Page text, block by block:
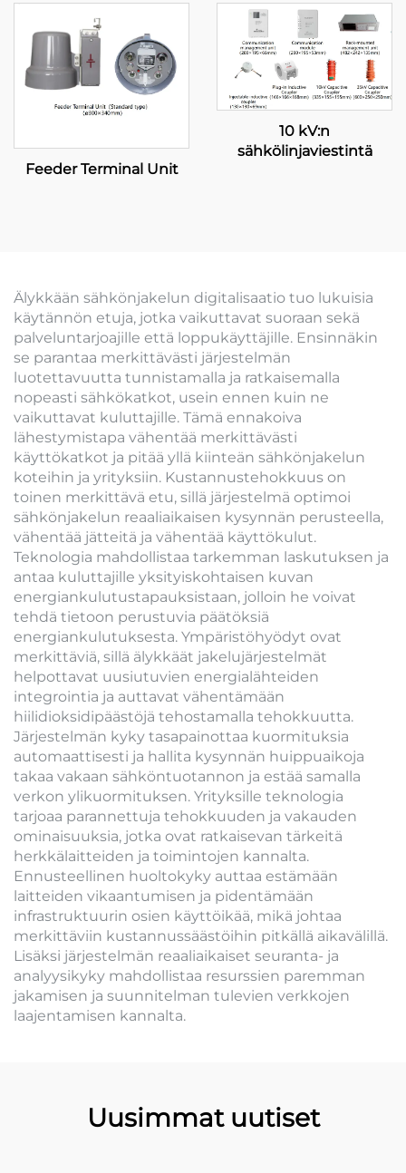
Feeder Terminal Unit
10 kV:n
sähkölinjaviestintä
Älykkään sähkönjakelun digitalisaatio tuo lukuisia
käytännön etuja, jotka vaikuttavat suoraan sekä
palveluntarjoajille että loppukäyttäjille. Ensinnäkin
se parantaa merkittävästi järjestelmän
luotettavuutta tunnistamalla ja ratkaisemalla
nopeasti sähkökatkot, usein ennen kuin ne
vaikuttavat kuluttajille. Tämä ennakoiva
lähestymistapa vähentää merkittävästi
käyttökatkot ja pitää yllä kiinteän sähkönjakelun
koteihin ja yrityksiin. Kustannustehokkuus on
toinen merkittävä etu, sillä järjestelmä optimoi
sähkönjakelun reaaliaikaisen kysynnän perusteella,
vähentää jätteitä ja vähentää käyttökulut.
Teknologia mahdollistaa tarkemman laskutuksen ja
antaa kuluttajille yksityiskohtaisen kuvan
energiankulutustapauksistaan, jolloin he voivat
tehdä tietoon perustuvia päätöksiä
energiankulutuksesta. Ympäristöhyödyt ovat
merkittäviä, sillä älykkäät jakelujärjestelmät
helpottavat uusiutuvien energialähteiden
integrointia ja auttavat vähentämään
hiilidioksidipäästöjä tehostamalla tehokkuutta.
Järjestelmän kyky tasapainottaa kuormituksia
automaattisesti ja hallita kysynnän huippuaikoja
takaa vakaan sähköntuotannon ja estää samalla
verkon ylikuormituksen. Yrityksille teknologia
tarjoaa parannettuja tehokkuuden ja vakauden
ominaisuuksia, jotka ovat ratkaisevan tärkeitä
herkkälaitteiden ja toimintojen kannalta.
Ennusteellinen huoltokyky auttaa estämään
laitteiden vikaantumisen ja pidentämään
infrastruktuurin osien käyttöikää, mikä johtaa
merkittäviin kustannussäästöihin pitkällä aikavälillä.
Lisäksi järjestelmän reaaliaikaiset seuranta- ja
analyysikyky mahdollistaa resurssien paremman
jakamisen ja suunnitelman tulevien verkkojen
laajentamisen kannalta.
Uusimmat uutiset